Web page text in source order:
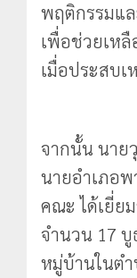
พฤติกรรมแล
เพื่อช่วยเหลื
เมื่อประสบเ
จากนั้น นาย
นายอำเภอ
คณะ ได้เยี่ย
จำนวน 17
หมู่บ้านในต